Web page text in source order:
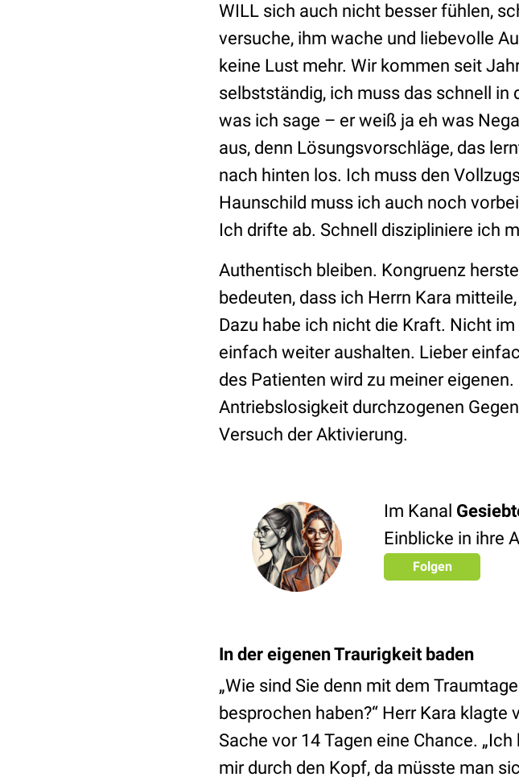
WILL sich auch nicht besser fühlen,
versuche, ihm wache und liebevolle
keine Lust mehr. Wir kommen seit
selbstständig, ich muss das schnell in
was ich sage – er weiß ja eh was
aus, denn Lösungsvorschläge, das
nach hinten los. Ich muss den
Haunschild muss ich auch noch
Ich drifte ab. Schnell diszipliniere ich
Authentisch bleiben. Kongruenz
bedeuten, dass ich Herrn Kara
Dazu habe ich nicht die Kraft. Nicht
einfach weiter aushalten. Lieber
des Patienten wird zu meiner
Antriebslosigkeit durchzogenen
Versuch der Aktivierung.
Im Kanal
Einblicke in ihre
Folgen
In der eigenen Traurigkeit baden
„Wie sind Sie denn mit dem
besprochen haben?“ Herr Kara klagte
Sache vor 14 Tagen eine Chance.
mir durch den Kopf, da müsste man